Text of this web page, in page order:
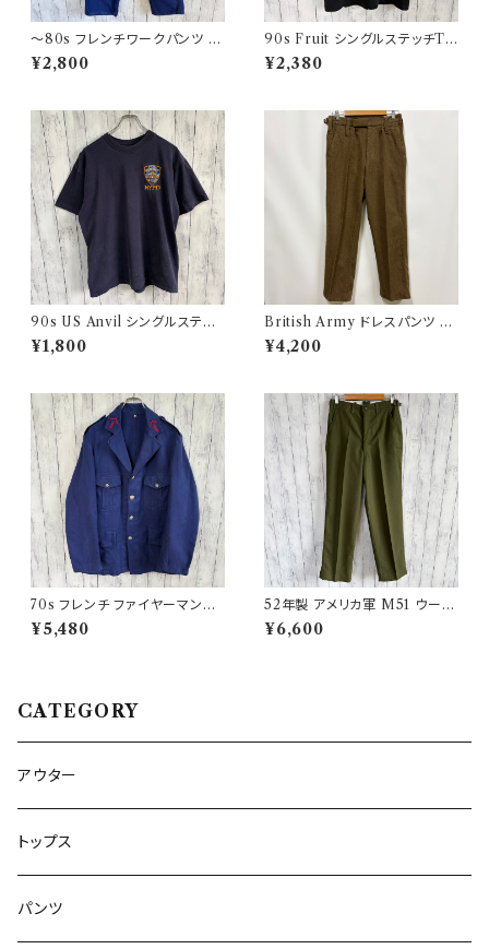
〜80s フレンチワークパンツ ユ
ーロワーク コットンパンツ
¥2,800
90s Fruit シングルステッチTシ
ャツ プリントT
¥2,380
90s US Anvil シングルステッ
チTシャツ ニューヨーク警察 ヴ
ィンテージ
¥1,800
British Army ドレスパンツ イ
ギリス軍 スラックス ミリタリー
パンツ ウールパンツ2
¥4,200
70s フレンチ ファイヤーマンジ
ャケット ワークジャケット ヴィン
テージ
¥5,480
52年製 アメリカ軍 M51 ウール
パンツ ミリタリーパンツ スラッ
クス ヴィンテージ US ARMY 1
¥6,600
CATEGORY
アウター
トップス
パンツ